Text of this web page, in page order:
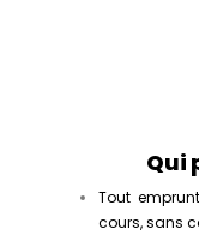
Qui
Tout
cours, sans